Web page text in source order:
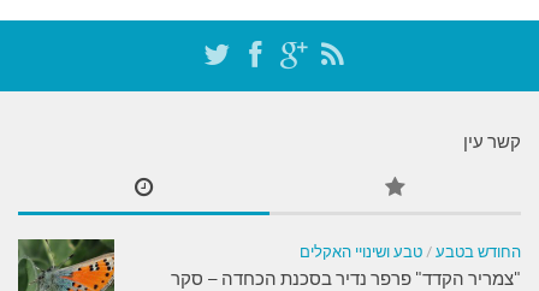
קשר עין
החודש בטבע / טבע ושינויי האקלים
"צמריר הקדד" פרפר נדיר בסכנת הכחדה – סקר